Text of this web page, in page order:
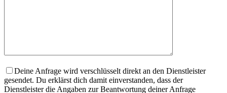
Deine Anfrage wird verschlüsselt direkt an den Dienstleister
gesendet. Du erklärst dich damit einverstanden, dass der
Dienstleister die Angaben zur Beantwortung deiner Anfrage